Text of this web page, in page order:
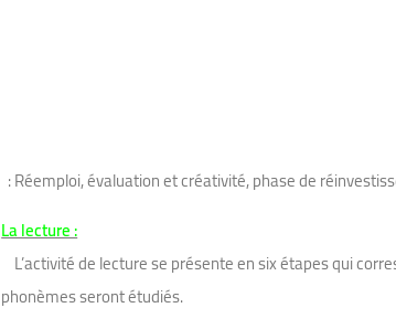
: Réemploi, évaluation et créativité, phase de
La lecture :
L’activité de lecture se présente en six étapes qui
phonèmes seront étudiés.